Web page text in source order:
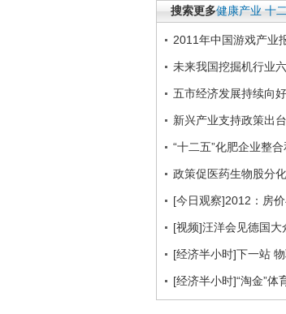
搜索更多健康产业 十
2011年中国游戏产业
未来我国挖掘机行业
五市经济发展持续向好
新兴产业支持政策出
“十二五”化肥企业整
政策促医药生物股分
[今日观察]2012：房
[视频]汪洋会见德国大
[经济半小时]下一站
[经济半小时]“淘金”体